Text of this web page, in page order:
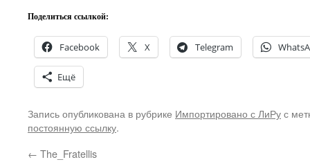
Поделиться ссылкой:
Facebook X Telegram
Ещё
Запись опубликована в рубрике Импортировано с ЛиРус
постоянную ссылку.
← The_Fratellis